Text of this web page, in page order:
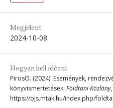
Megjelent
2024-10-08
Hogyan kell idézni
PirosO. (2024). Események,
könyvismertetések. Földtani Közlöny,
https://ojs.mtak.hu/index.php/